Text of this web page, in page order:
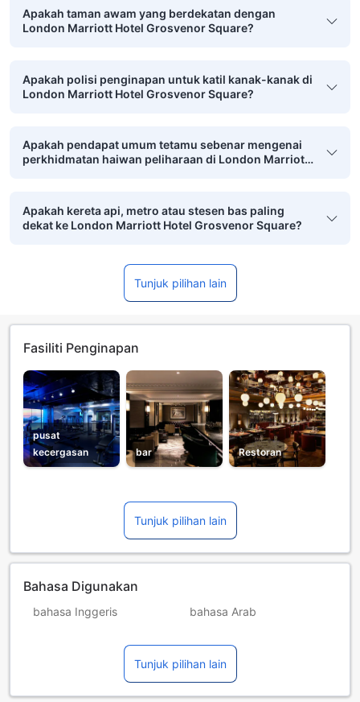
Apakah taman awam yang berdekatan dengan
London Marriott Hotel Grosvenor Square?
Apakah polisi penginapan untuk katil kanak-kanak di
London Marriott Hotel Grosvenor Square?
Apakah pendapat umum tetamu sebenar mengenai
perkhidmatan haiwan peliharaan di London Marriott
Apakah kereta api, metro atau stesen bas paling
dekat ke London Marriott Hotel Grosvenor Square?
Tunjuk pilihan lain
Fasiliti Penginapan
pusat
kecergasan
bar Restoran
Tunjuk pilihan lain
Bahasa Digunakan
bahasa Inggeris bahasa Arab
Tunjuk pilihan lain